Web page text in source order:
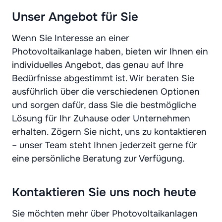
Unser Angebot für Sie
Wenn Sie Interesse an einer
Photovoltaikanlage haben, bieten wir Ihnen ein
individuelles Angebot, das genau auf Ihre
Bedürfnisse abgestimmt ist. Wir beraten Sie
ausführlich über die verschiedenen Optionen
und sorgen dafür, dass Sie die bestmögliche
Lösung für Ihr Zuhause oder Unternehmen
erhalten. Zögern Sie nicht, uns zu kontaktieren
– unser Team steht Ihnen jederzeit gerne für
eine persönliche Beratung zur Verfügung.
Kontaktieren Sie uns noch heute
Sie möchten mehr über Photovoltaikanlagen